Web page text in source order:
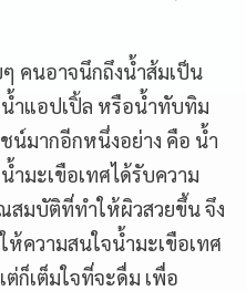
คนอาจนึกถึงน้ำส้มเป็น
ำแอปเปิ้ล หรือน้ำทับทิม
น์มากอีกหนึ่งอย่าง คือ น้ำ
ำมะเขือเทศได้รับความ
สมบัติที่ทำให้ผิวสวยขึ้น จึง
ความสนใจน้ำมะเขือเทศ
ก็เต็มใจที่จะดื่ม เพื่อ